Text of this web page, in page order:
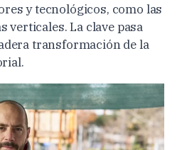
y tecnológicos, como las
verticales. La clave pasa
transformación de la